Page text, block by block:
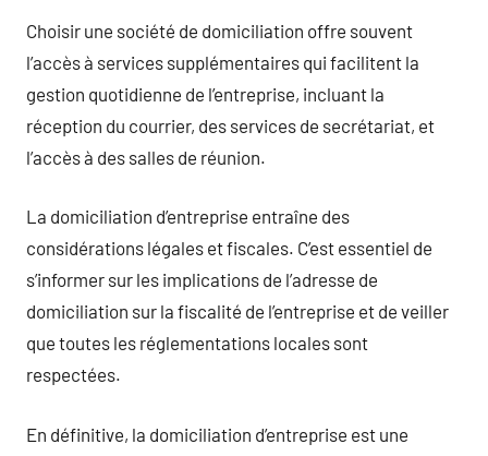
Choisir une société de domiciliation offre souvent
l’accès à services supplémentaires qui facilitent la
gestion quotidienne de l’entreprise, incluant la
réception du courrier, des services de secrétariat, et
l’accès à des salles de réunion.
La domiciliation d’entreprise entraîne des
considérations légales et fiscales. C’est essentiel de
s’informer sur les implications de l’adresse de
domiciliation sur la fiscalité de l’entreprise et de veiller
que toutes les réglementations locales sont
respectées.
En définitive, la domiciliation d’entreprise est une